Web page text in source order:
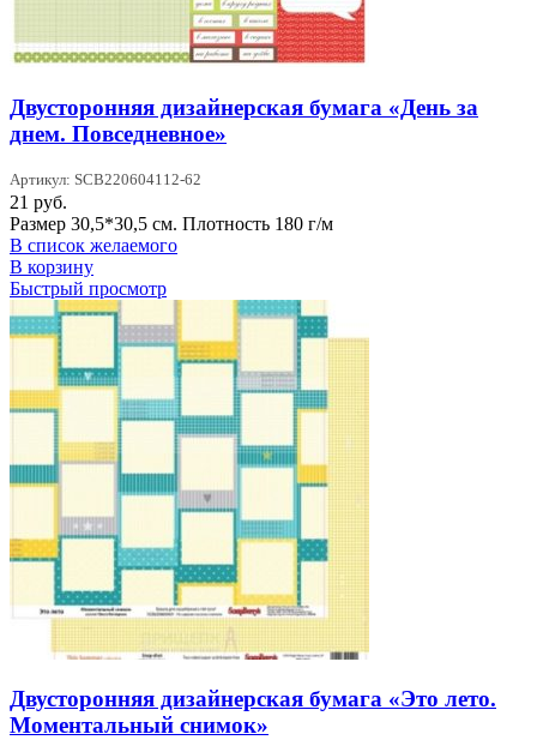
Двусторонняя дизайнерская бумага «День за
днем. Повседневное»
Артикул: SCB220604112-62
21 руб.
Размер 30,5*30,5 см. Плотность 180 г/м
В список желаемого
В корзину
Быстрый просмотр
Двусторонняя дизайнерская бумага «Это лето.
Моментальный снимок»